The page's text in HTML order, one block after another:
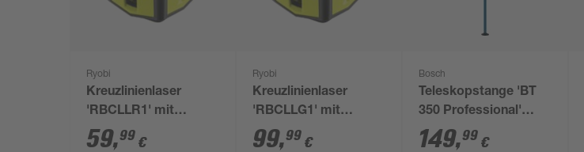
Ryobi
Kreuzlinienlaser
'RBCLLR1' mit
Halterung
59,99 €
Ryobi
Kreuzlinienlaser
'RBCLLG1' mit
Halterung
99,99 €
Bosch
Teleskopstange 'BT
350 Professional'
140-350 cm
149,99 €